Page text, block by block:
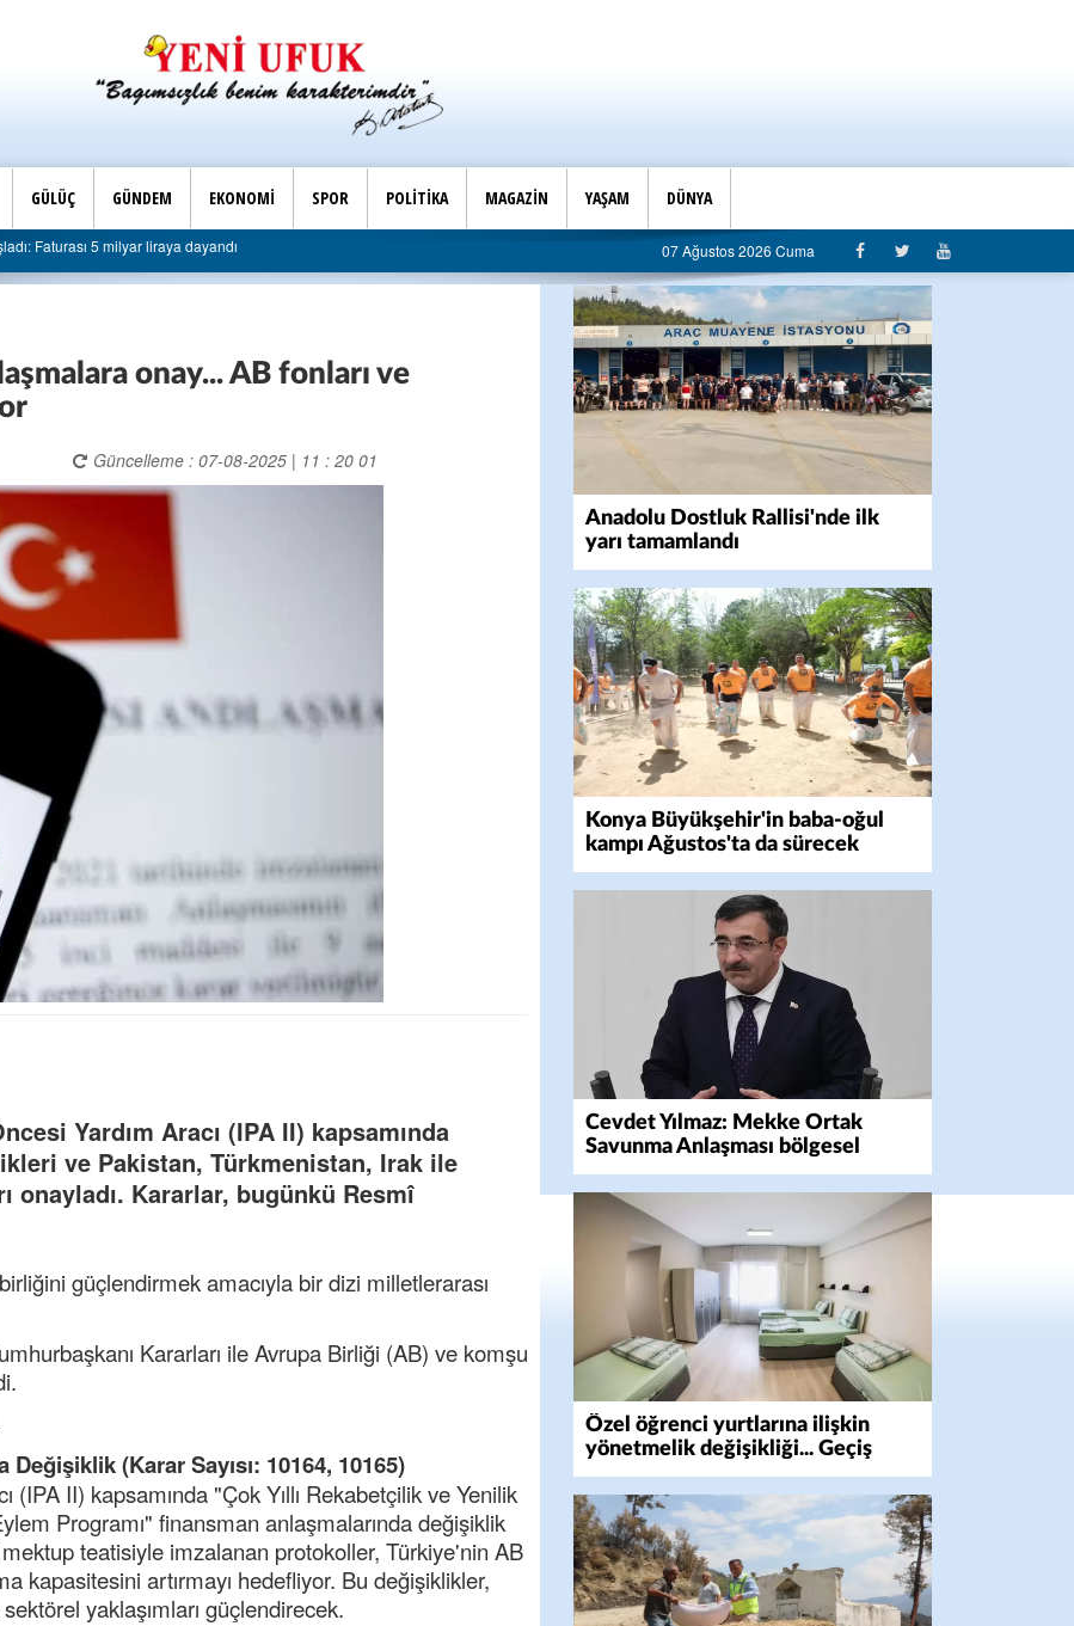
GÜLÜÇ GÜNDEM EKONOMİ SPOR POLİTİKA MAGAZİN YAŞAM DÜNYA
5 milyar liraya dayandı Son Dakika | AK Parti Ereğli İlçe Başkanlığı’ndan belediyeye sert eleştiri: “Algı siyaseti değil, hizmet belediyeciliği”
07 Ağustos 2026 Cuma
onay... AB fonları ve
Güncelleme : 07-08-2025 | 11 : 20 01
Yardım Aracı (IPA II) kapsamında
ve Pakistan, Türkmenistan, Irak ile
onayladı. Kararlar, bugünkü Resmî
güçlendirmek amacıyla bir dizi milletlerarası
Kararları ile Avrupa Birliği (AB) ve komşu
(Karar Sayısı: 10164, 10165)
(IPA II) kapsamında "Çok Yıllı Rekabetçilik ve Yenilik
Programı" finansman anlaşmalarında değişiklik
teatisiyle imzalanan protokoller, Türkiye'nin AB
kapasitesini artırmayı hedefliyor. Bu değişiklikler,
yaklaşımları güçlendirecek.
Anadolu Dostluk Rallisi'nde ilk
yarı tamamlandı
Konya Büyükşehir'in baba-oğul
kampı Ağustos'ta da sürecek
Cevdet Yılmaz: Mekke Ortak
Savunma Anlaşması bölgesel
güvenliğe katkı sağlayacak
Özel öğrenci yurtlarına ilişkin
yönetmelik değişikliği... Geçiş
süresi uzatıldı